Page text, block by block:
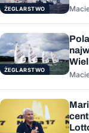
ŻEGLARSTWO
ŻEGLARSTWO